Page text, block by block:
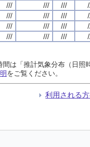
/// /// ///
/// /// ///
/// /// ///
/// /// ///
は「推計気象分布（日
をご覧ください。
利用される